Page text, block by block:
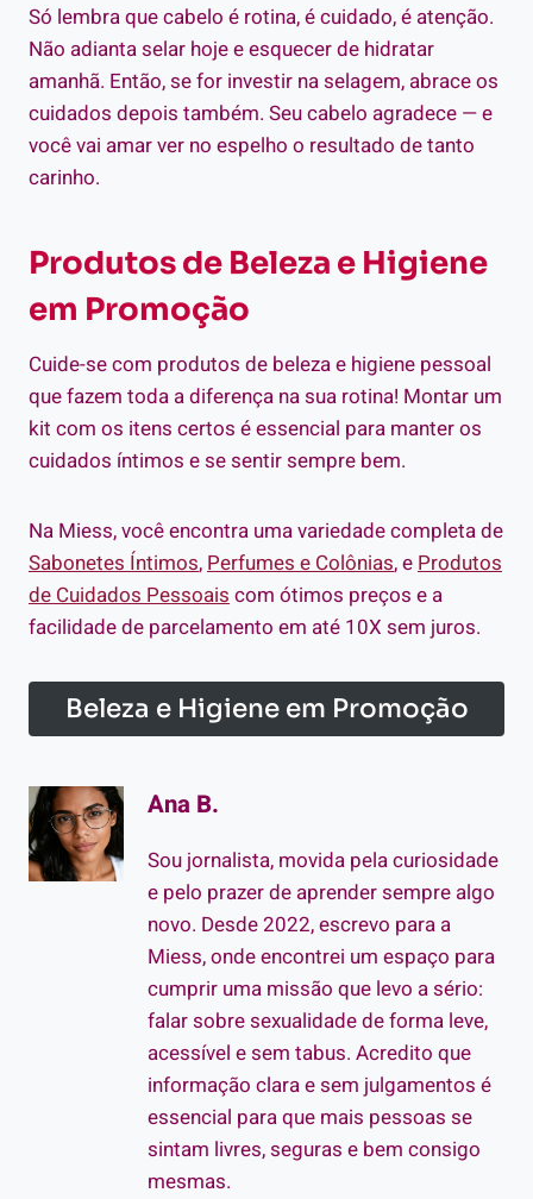
Só lembra que cabelo é rotina, é cuidado, é atenção.
Não adianta selar hoje e esquecer de hidratar
amanhã. Então, se for investir na selagem, abrace os
cuidados depois também. Seu cabelo agradece — e
você vai amar ver no espelho o resultado de tanto
carinho.
Produtos de Beleza e Higiene
em Promoção
Cuide-se com produtos de beleza e higiene pessoal
que fazem toda a diferença na sua rotina! Montar um
kit com os itens certos é essencial para manter os
cuidados íntimos e se sentir sempre bem.
Na Miess, você encontra uma variedade completa de
Sabonetes Íntimos, Perfumes e Colônias, e Produtos
de Cuidados Pessoais com ótimos preços e a
facilidade de parcelamento em até 10X sem juros.
Beleza e Higiene em Promoção
Ana B.
Sou jornalista, movida pela curiosidade
e pelo prazer de aprender sempre algo
novo. Desde 2022, escrevo para a
Miess, onde encontrei um espaço para
cumprir uma missão que levo a sério:
falar sobre sexualidade de forma leve,
acessível e sem tabus. Acredito que
informação clara e sem julgamentos é
essencial para que mais pessoas se
sintam livres, seguras e bem consigo
mesmas.